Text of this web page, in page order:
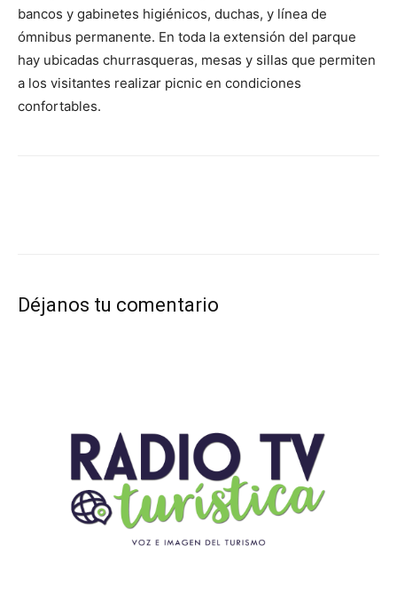
bancos y gabinetes higiénicos, duchas, y línea de
ómnibus permanente. En toda la extensión del parque
hay ubicadas churrasqueras, mesas y sillas que permiten
a los visitantes realizar picnic en condiciones
confortables.
Déjanos tu comentario